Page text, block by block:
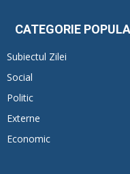
CATEGORIE
Subiectul Zilei
Social
Politic
Externe
Economic